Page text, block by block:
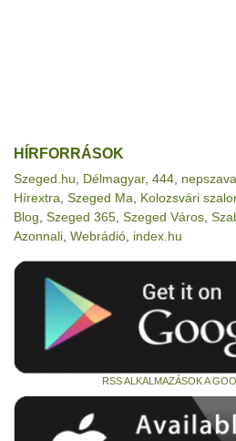
HÍRFORRÁSOK
Szeged.hu Délmagyar, 444
Hírextra Szeged Ma Kolozsvári
Blog Szeged 365 Szeged Város
Azonnali Webrádió index.hu
RSS ALKALMAZÁSOK A